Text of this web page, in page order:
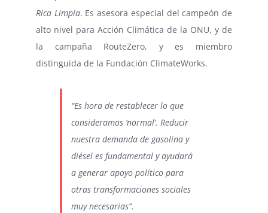
Rica Limpia. Es asesora especial del campeón de
alto nivel para Acción Climática de la ONU, y de
la campaña RouteZero, y es miembro
distinguida de la Fundación ClimateWorks.
“Es hora de restablecer lo que
consideramos ‘normal’. Reducir
nuestra demanda de gasolina y
diésel es fundamental y ayudará
a generar apoyo político para
otras transformaciones sociales
muy necesarias”.